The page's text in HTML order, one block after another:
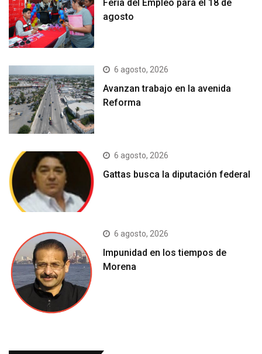
Feria del Empleo para el 18 de
agosto
6 agosto, 2026
Avanzan trabajo en la avenida
Reforma
6 agosto, 2026
Gattas busca la diputación federal
6 agosto, 2026
Impunidad en los tiempos de
Morena